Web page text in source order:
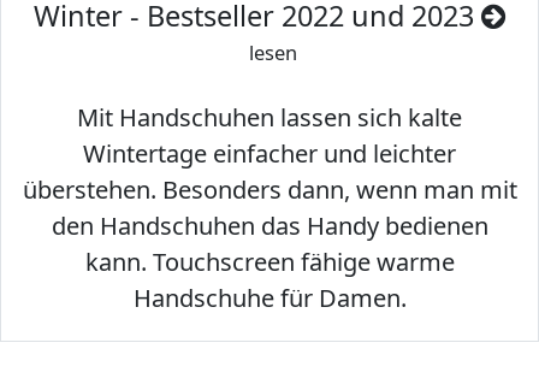
Winter - Bestseller 2022 und 2023
lesen
Mit Handschuhen lassen sich kalte
Wintertage einfacher und leichter
überstehen. Besonders dann, wenn man mit
den Handschuhen das Handy bedienen
kann. Touchscreen fähige warme
Handschuhe für Damen.